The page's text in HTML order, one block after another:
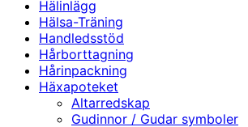
Hälinlägg
Hälsa-Träning
Handledsstöd
Hårborttagning
Hårinpackning
Häxapoteket
Altarredskap
Gudinnor / Gudar symboler